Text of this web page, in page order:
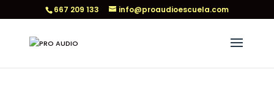
667 209 133 info@proaudioescuela.com